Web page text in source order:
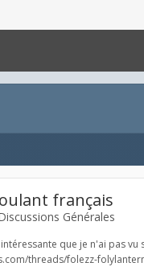
français
Générales
que je n'ai pas
threads/folezz-